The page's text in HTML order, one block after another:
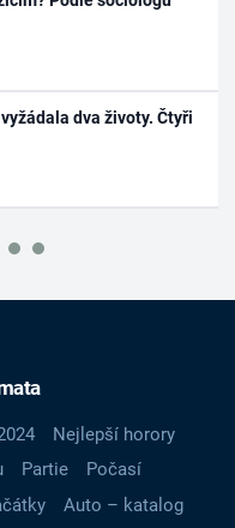
dva životy. Čtyři
Nejlepší horory
Partie
Počasí
Auto – katalog